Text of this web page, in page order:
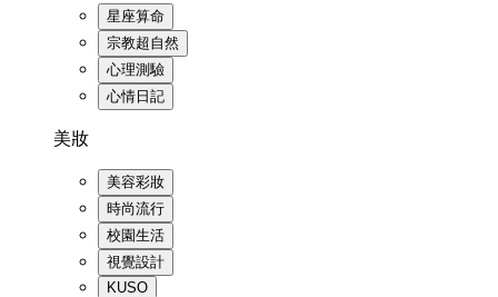
星座算命
宗教超自然
心理測驗
心情日記
美妝
美容彩妝
時尚流行
校園生活
視覺設計
KUSO